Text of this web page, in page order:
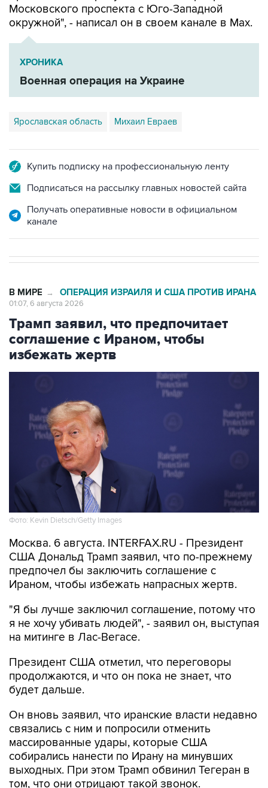
Московского проспекта с Юго-Западной
окружной", - написал он в своем канале в Мах.
ХРОНИКА
Военная операция на Украине
Ярославская область Михаил Евраев
Купить подписку на профессиональную ленту
Подписаться на рассылку главных новостей сайта
Получать оперативные новости в официальном
канале
В МИРЕ → ОПЕРАЦИЯ ИЗРАИЛЯ И США ПРОТИВ ИРАНА
01:07, 6 августа 2026
Трамп заявил, что предпочитает
соглашение с Ираном, чтобы
избежать жертв
Фото: Kevin Dietsch/Getty Images
Москва. 6 августа. INTERFAX.RU - Президент
США Дональд Трамп заявил, что по-прежнему
предпочел бы заключить соглашение с
Ираном, чтобы избежать напрасных жертв.
"Я бы лучше заключил соглашение, потому что
я не хочу убивать людей", - заявил он, выступая
на митинге в Лас-Вегасе.
Президент США отметил, что переговоры
продолжаются, и что он пока не знает, что
будет дальше.
Он вновь заявил, что иранские власти недавно
связались с ним и попросили отменить
массированные удары, которые США
собирались нанести по Ирану на минувших
выходных. При этом Трамп обвинил Тегеран в
том, что они отрицают такой звонок.